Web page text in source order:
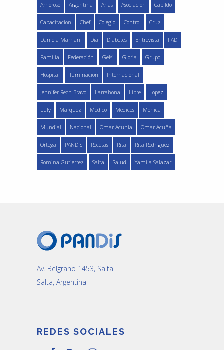
Amoroso Argentina Arias Asociacion Cabildo
Capacitacion Chef Colegio Control Cruz
Daniela Mamani Dia Diabetes Entrevista FAD
Familia Federación Gelsi Gloria Grupo
Hospital Iluminacion Internacional
Jennifer Rech Bravo Larrahona Libre Lopez
Luly Marquez Medico Medicos Monica
Mundial Nacional Omar Acunia Omar Acuña
Ortega PANDIS Recetas Rita Rita Rodriguez
Romina Gutierrez Salta Salud Yamila Salazar
Av. Belgrano 1453, Salta
Salta, Argentina
REDES SOCIALES